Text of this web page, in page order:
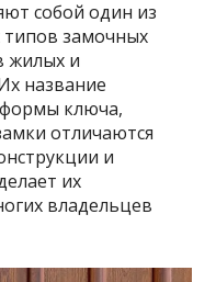
собой один из
типов замочных
жилых и
название
ключа,
отличаются
и
их
владельцев